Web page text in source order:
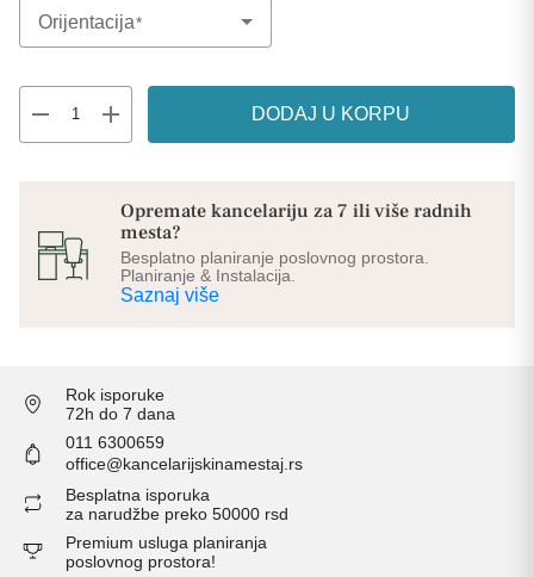
Orijentacija
Select Option
remove add DODAJ U KORPU
Opremate kancelariju za 7 ili više radnih
mesta?
Besplatno planiranje poslovnog prostora.
Planiranje & Instalacija.
Saznaj više
Rok isporuke
72h do 7 dana
011 6300659
office@kancelarijskinamestaj.rs
Besplatna isporuka
za narudžbe preko 50000 rsd
Premium usluga planiranja
poslovnog prostora!